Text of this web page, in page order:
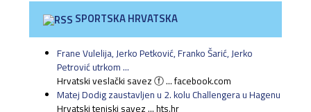
SPORTSKA HRVATSKA
Frane Vulelija, Jerko Petković, Franko Šarić, Jerko
Petrović utrkom ...
Hrvatski veslački savez ⓕ ... facebook.com
Matej Dodig zaustavljen u 2. kolu Challengera u Hagenu
Hrvatski teniski savez ... hts.hr